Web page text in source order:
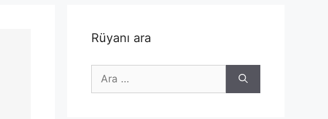
Rüyanı ara
için